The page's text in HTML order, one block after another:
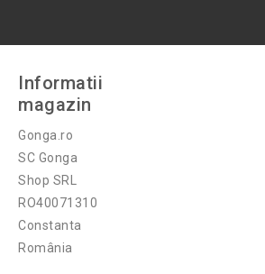
Informatii
magazin
Gonga.ro
SC Gonga
Shop SRL
RO40071310
Constanta
România